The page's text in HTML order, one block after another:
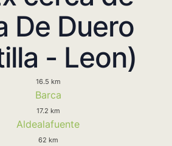
De Duero
- Leon)
16.5 km
Barca
17.2 km
Aldealafuente
62 km